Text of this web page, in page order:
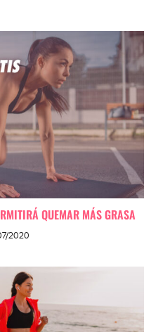
QUEMAR MÁS GRASA
2020